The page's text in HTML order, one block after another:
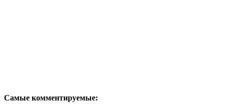
Самые комментируемые: